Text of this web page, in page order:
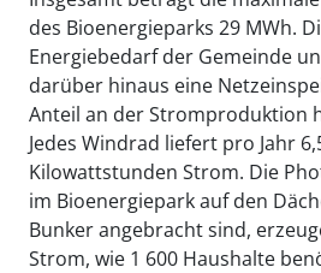
des Bioenergieparks 29 MWh.
Energiebedarf der Gemeinde
darüber hinaus eine
Anteil an der Stromproduktion
Jedes Windrad liefert pro Jahr
Kilowattstunden Strom. Die
im Bioenergiepark auf den
Bunker angebracht sind,
Strom, wie 1 600 Haushalte